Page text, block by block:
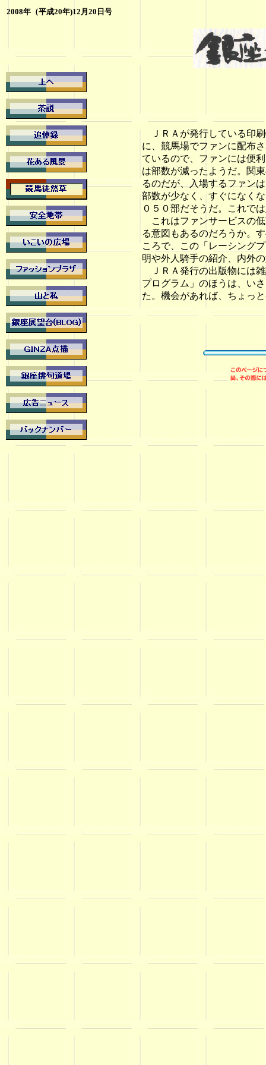
2008年（平成20年)12月20日号
ＪＲＡが発行している印
に、競馬場でファンに配布
ているので、ファンには便
は部数が減ったようだ。関
るのだが、入場するファン
部数が少なく、すぐになく
０５０部だそうだ。これで
これはファンサービスの
る意図もあるのだろうか。
ころで、この「レーシング
明や外人騎手の紹介、内外
ＪＲＡ発行の出版物には
プログラム」のほうは、い
た。機会があれば、